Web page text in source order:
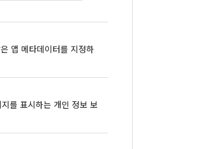
앱 메타데이터를 지정하
를 표시하는 개인 정보 보